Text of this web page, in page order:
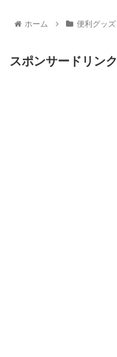
ホーム 便利グッズ
スポンサードリンク